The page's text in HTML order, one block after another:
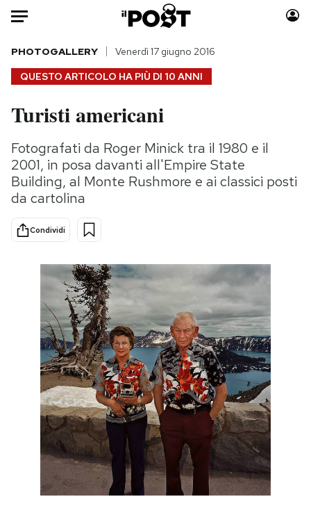
Auto
HOME
Italia
Politica
Tecnologia
Internet
Scienza
Cultura
Sport
Consumismi
Storie/Idee
Mondiali calcio 2026
PODCAST
NEWSLETTER
I MIEI PREFERITI
SHOP
QUESTO ARTICOLO HA PIÙ DI 10 ANNI
PHOTOGALLERY Venerdì 17 giugno 2016
Turisti americani
Fotografati da Roger Minick tra il 1980 e il
2001, in posa davanti all'Empire State
Building, al Monte Rushmore e ai classici posti
da cartolina
Condividi